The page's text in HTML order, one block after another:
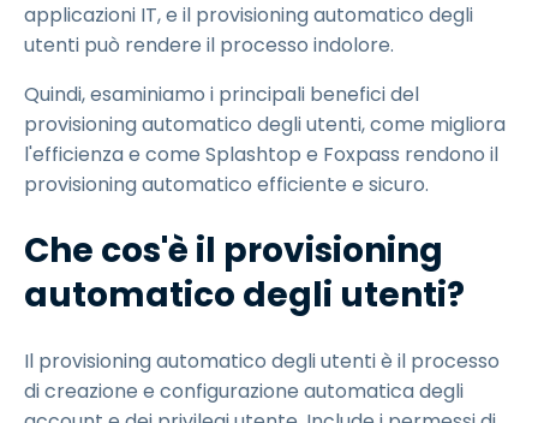
applicazioni IT, e il provisioning automatico degli
utenti può rendere il processo indolore.
Quindi, esaminiamo i principali benefici del
provisioning automatico degli utenti, come migliora
l'efficienza e come Splashtop e Foxpass rendono il
provisioning automatico efficiente e sicuro.
Che cos'è il provisioning
automatico degli utenti?
Il provisioning automatico degli utenti è il processo
di creazione e configurazione automatica degli